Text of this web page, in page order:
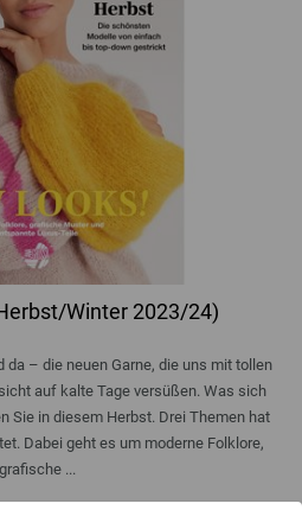
Winter 2023/24)
da – die neuen Garne, die uns mit tollen
auf kalte Tage versüßen. Was sich
Sie in diesem Herbst. Drei Themen hat
Dabei geht es um moderne Folklore,
grafische ...